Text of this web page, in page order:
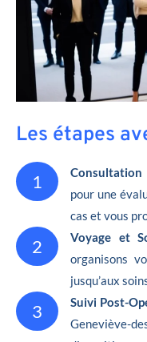
Les étapes
1 Consultation
pour une
cas et vous
2 Voyage et
organisons
jusqu’aux
3 Suivi Post-
Geneviève-